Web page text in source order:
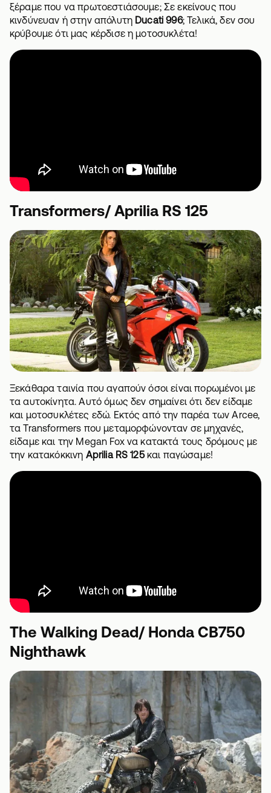
ξέραμε που να πρωτοεστιάσουμε; Σε εκείνους που
κινδύνευαν ή στην απόλυτη Ducati 996; Τελικά, δεν σου
κρύβουμε ότι μας κέρδισε η μοτοσυκλέτα!
Transformers/ Aprilia RS 125
Ξεκάθαρα ταινία που αγαπούν όσοι είναι πορωμένοι με
τα αυτοκίνητα. Αυτό όμως δεν σημαίνει ότι δεν είδαμε
και μοτοσυκλέτες εδώ. Εκτός από την παρέα των Arcee,
τα Transformers που μεταμορφώνονταν σε μηχανές,
είδαμε και την Megan Fox να κατακτά τους δρόμους με
την κατακόκκινη Aprilia RS 125και παγώσαμε!
The Walking Dead/ Honda CB750
Nighthawk